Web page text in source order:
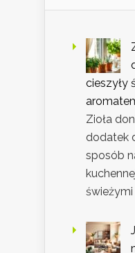
cieszyły
Zioła
dodatek
sposób